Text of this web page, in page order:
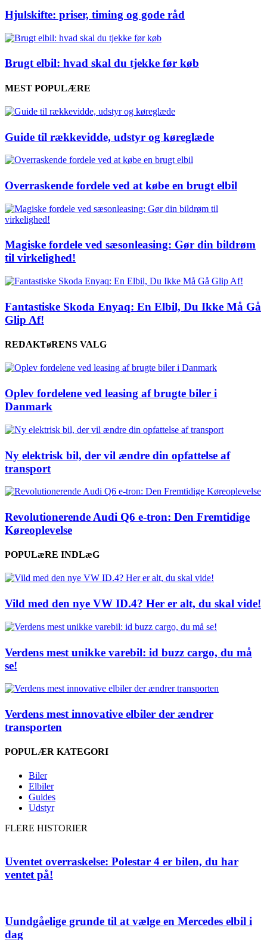
Hjulskifte: priser, timing og gode råd
Brugt elbil: hvad skal du tjekke før køb
MEST POPULÆRE
Guide til rækkevidde, udstyr og køreglæde
Overraskende fordele ved at købe en brugt elbil
Magiske fordele ved sæsonleasing: Gør din bildrøm
til virkelighed!
Fantastiske Skoda Enyaq: En Elbil, Du Ikke Må Gå
Glip Af!
REDAKTøRENS VALG
Oplev fordelene ved leasing af brugte biler i
Danmark
Ny elektrisk bil, der vil ændre din opfattelse af
transport
Revolutionerende Audi Q6 e-tron: Den Fremtidige
Køreoplevelse
POPULæRE INDLæG
Vild med den nye VW ID.4? Her er alt, du skal vide!
Verdens mest unikke varebil: id buzz cargo, du må
se!
Verdens mest innovative elbiler der ændrer
transporten
POPULÆR KATEGORI
Biler
Elbiler
Guides
Udstyr
FLERE HISTORIER
Uventet overraskelse: Polestar 4 er bilen, du har
ventet på!
Uundgåelige grunde til at vælge en Mercedes elbil i
dag